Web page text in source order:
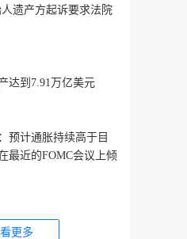
人遗产方起诉要求法院
达到7.91万亿美元
预计通胀持续高于目
最近的FOMC会议上倾
更多